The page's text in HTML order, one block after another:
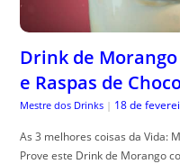
Drink de
e Raspas de
Mestre dos Drinks | 18 de
As 3 melhores coisas da Vida:
Prove este Drink de Morango